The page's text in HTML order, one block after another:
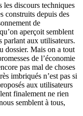
les discours techniques
construits depuis des
de
aperçoit semblent
parlant aux utilisateurs.
dossier. Mais on a tout
de l’économie
pas mal de choses
imbriqués n’est pas si
aux utilisateurs
finalement ne rien
semblent à tous,